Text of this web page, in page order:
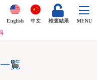
English 中文 検査結果 MENU
覧